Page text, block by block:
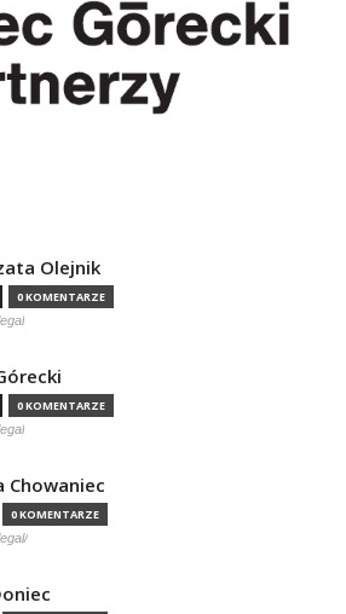
Olejnik
0 KOMENTARZE
0 KOMENTARZE
Chowaniec
0 KOMENTARZE